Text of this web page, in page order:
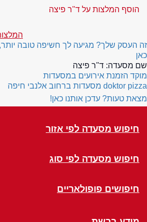
הוסף המלצות על ד"ר פיצה
זה העסק שלך? מגיעה לך חשיפה טובה
כאן
שם מסעדה: ד"ר פיצה
מוקד הזמנת אירועים במסעדות
doktor pizza מסעדות ברחוב אלנבי חיפה
מצאת טעות? עדכן אותנו כאן!
חיפוש מסעדה לפי אזור
חיפוש מסעדה לפי סוג
חיפושים פופולאריים